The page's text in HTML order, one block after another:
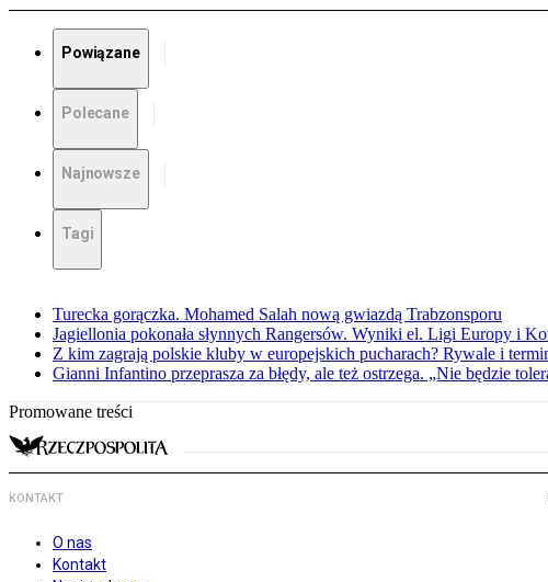
Powiązane
Polecane
Najnowsze
Tagi
Turecka gorączka. Mohamed Salah nową gwiazdą Trabzonsporu
Jagiellonia pokonała słynnych Rangersów. Wyniki el. Ligi Europy i
Z kim zagrają polskie kluby w europejskich pucharach? Rywale i
Gianni Infantino przeprasza za błędy, ale też ostrzega. „Nie będzie
Promowane treści
KONTAKT
O nas
Kontakt